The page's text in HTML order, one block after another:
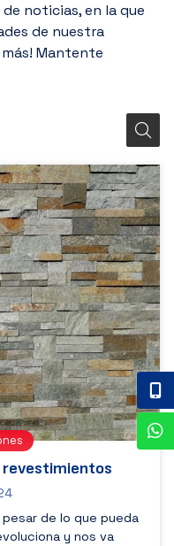
noticias, en la que
de nuestra
más! Mantente
revestimientos
de lo que pueda
y nos va